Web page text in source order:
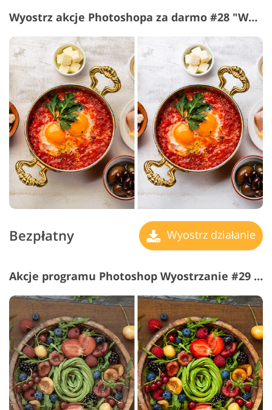
Wyostrz akcje Photoshopa za darmo #28 "Whitening"
Bezpłatny Wyostrz działanie
Akcje programu Photoshop Wyostrzanie #29 "Сolorful"